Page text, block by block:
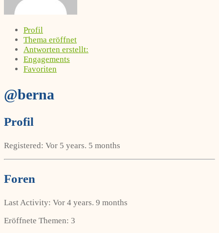
Profil
Thema eröffnet
Antworten erstellt:
Engagements
Favoriten
@berna
Profil
Registered: Vor 5 years. 5 months
Foren
Last Activity: Vor 4 years. 9 months
Eröffnete Themen: 3